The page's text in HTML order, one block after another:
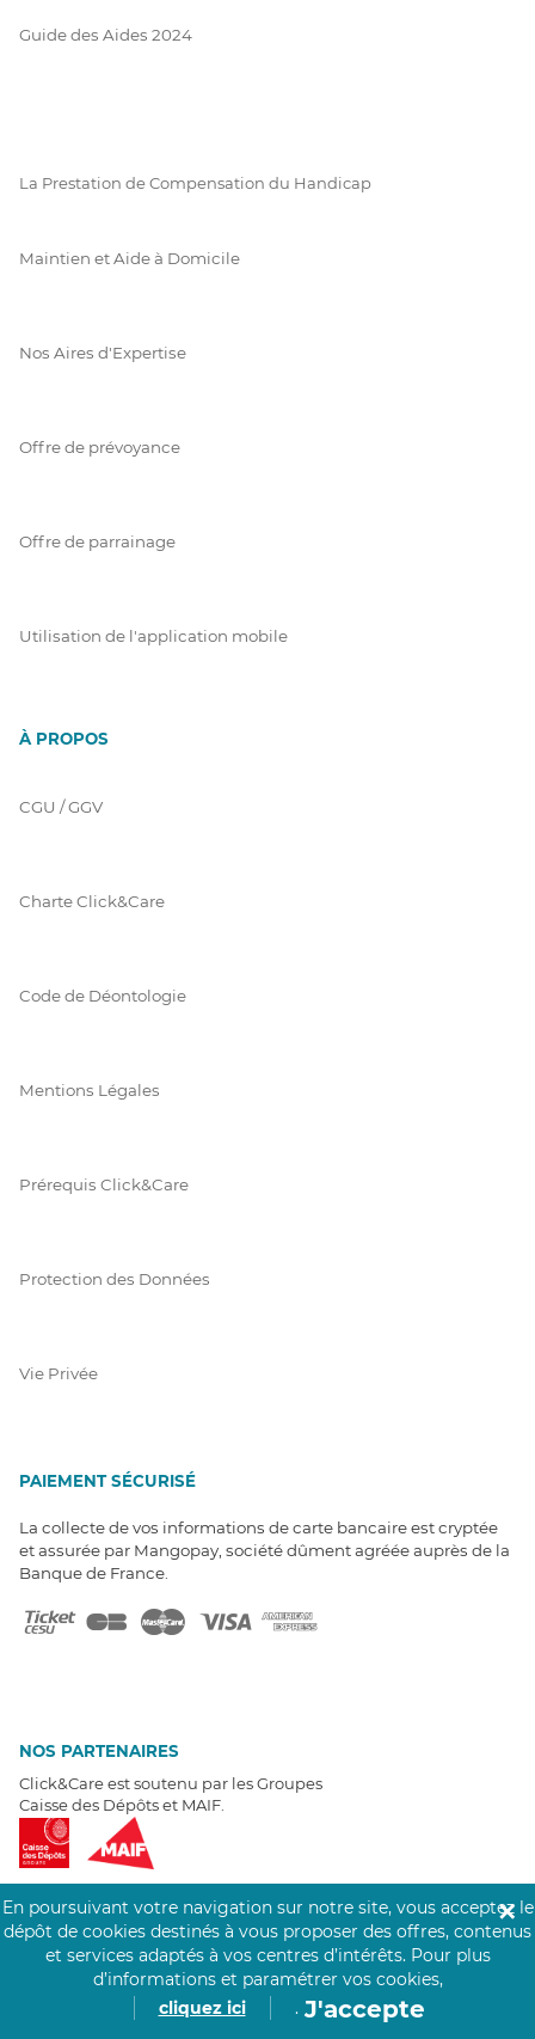
Guide des Aides 2024
La Prestation de Compensation du Handicap
Maintien et Aide à Domicile
Nos Aires d'Expertise
Offre de prévoyance
Offre de parrainage
Utilisation de l'application mobile
À PROPOS
CGU / GGV
Charte Click&Care
Code de Déontologie
Mentions Légales
Prérequis Click&Care
Protection des Données
Vie Privée
PAIEMENT SÉCURISÉ
La collecte de vos informations de carte bancaire est cryptée
et assurée par Mangopay, société dûment agréée auprès de la
Banque de France.
NOS PARTENAIRES
Click&Care est soutenu par les Groupes
Caisse des Dépôts et MAIF.
EXPERTS À VOTRE ÉCOUTE
Un besoin de recrutement ? Click&Care vous accompagne par
Être rappelé aujourd'hui
En poursuivant votre navigation sur notre site, vous acceptez le
dépôt de cookies destinés à vous proposer des offres, contenus
et services adaptés à vos centres d’intérêts. Pour plus
d’informations et paramétrer vos cookies,
cliquez ici
. J'accepte
✕